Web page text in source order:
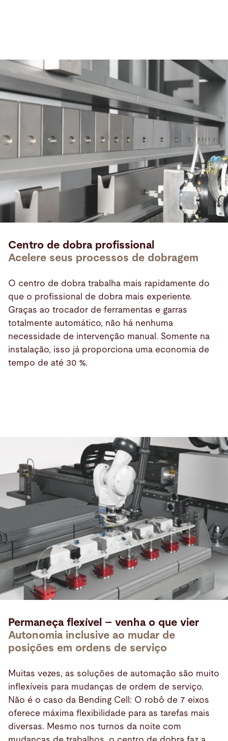
Centro de dobra profissional
Acelere seus processos de dobragem
O centro de dobra trabalha mais rapidamente do
que o profissional de dobra mais experiente.
Graças ao trocador de ferramentas e garras
totalmente automático, não há nenhuma
necessidade de intervenção manual. Somente na
instalação, isso já proporciona uma economia de
tempo de até 30 %.
Permaneça flexível – venha o que vier
Autonomia inclusive ao mudar de
posições em ordens de serviço
Muitas vezes, as soluções de automação são muito
inflexíveis para mudanças de ordem de serviço.
Não é o caso da Bending Cell: O robô de 7 eixos
oferece máxima flexibilidade para as tarefas mais
diversas. Mesmo nos turnos da noite com